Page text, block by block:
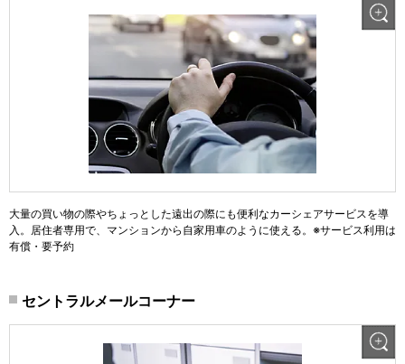
大量の買い物の際やちょっとした遠出の際にも便利なカーシェアサービスを導
入。居住者専用で、マンションから自家用車のように使える。※サービス利用は
有償・要予約
セントラルメールコーナー